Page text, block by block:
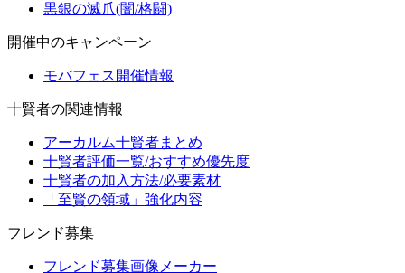
黒銀の滅爪(闇/格闘)
開催中のキャンペーン
モバフェス開催情報
十賢者の関連情報
アーカルム十賢者まとめ
十賢者評価一覧/おすすめ優先度
十賢者の加入方法/必要素材
「至賢の領域」強化内容
フレンド募集
フレンド募集画像メーカー